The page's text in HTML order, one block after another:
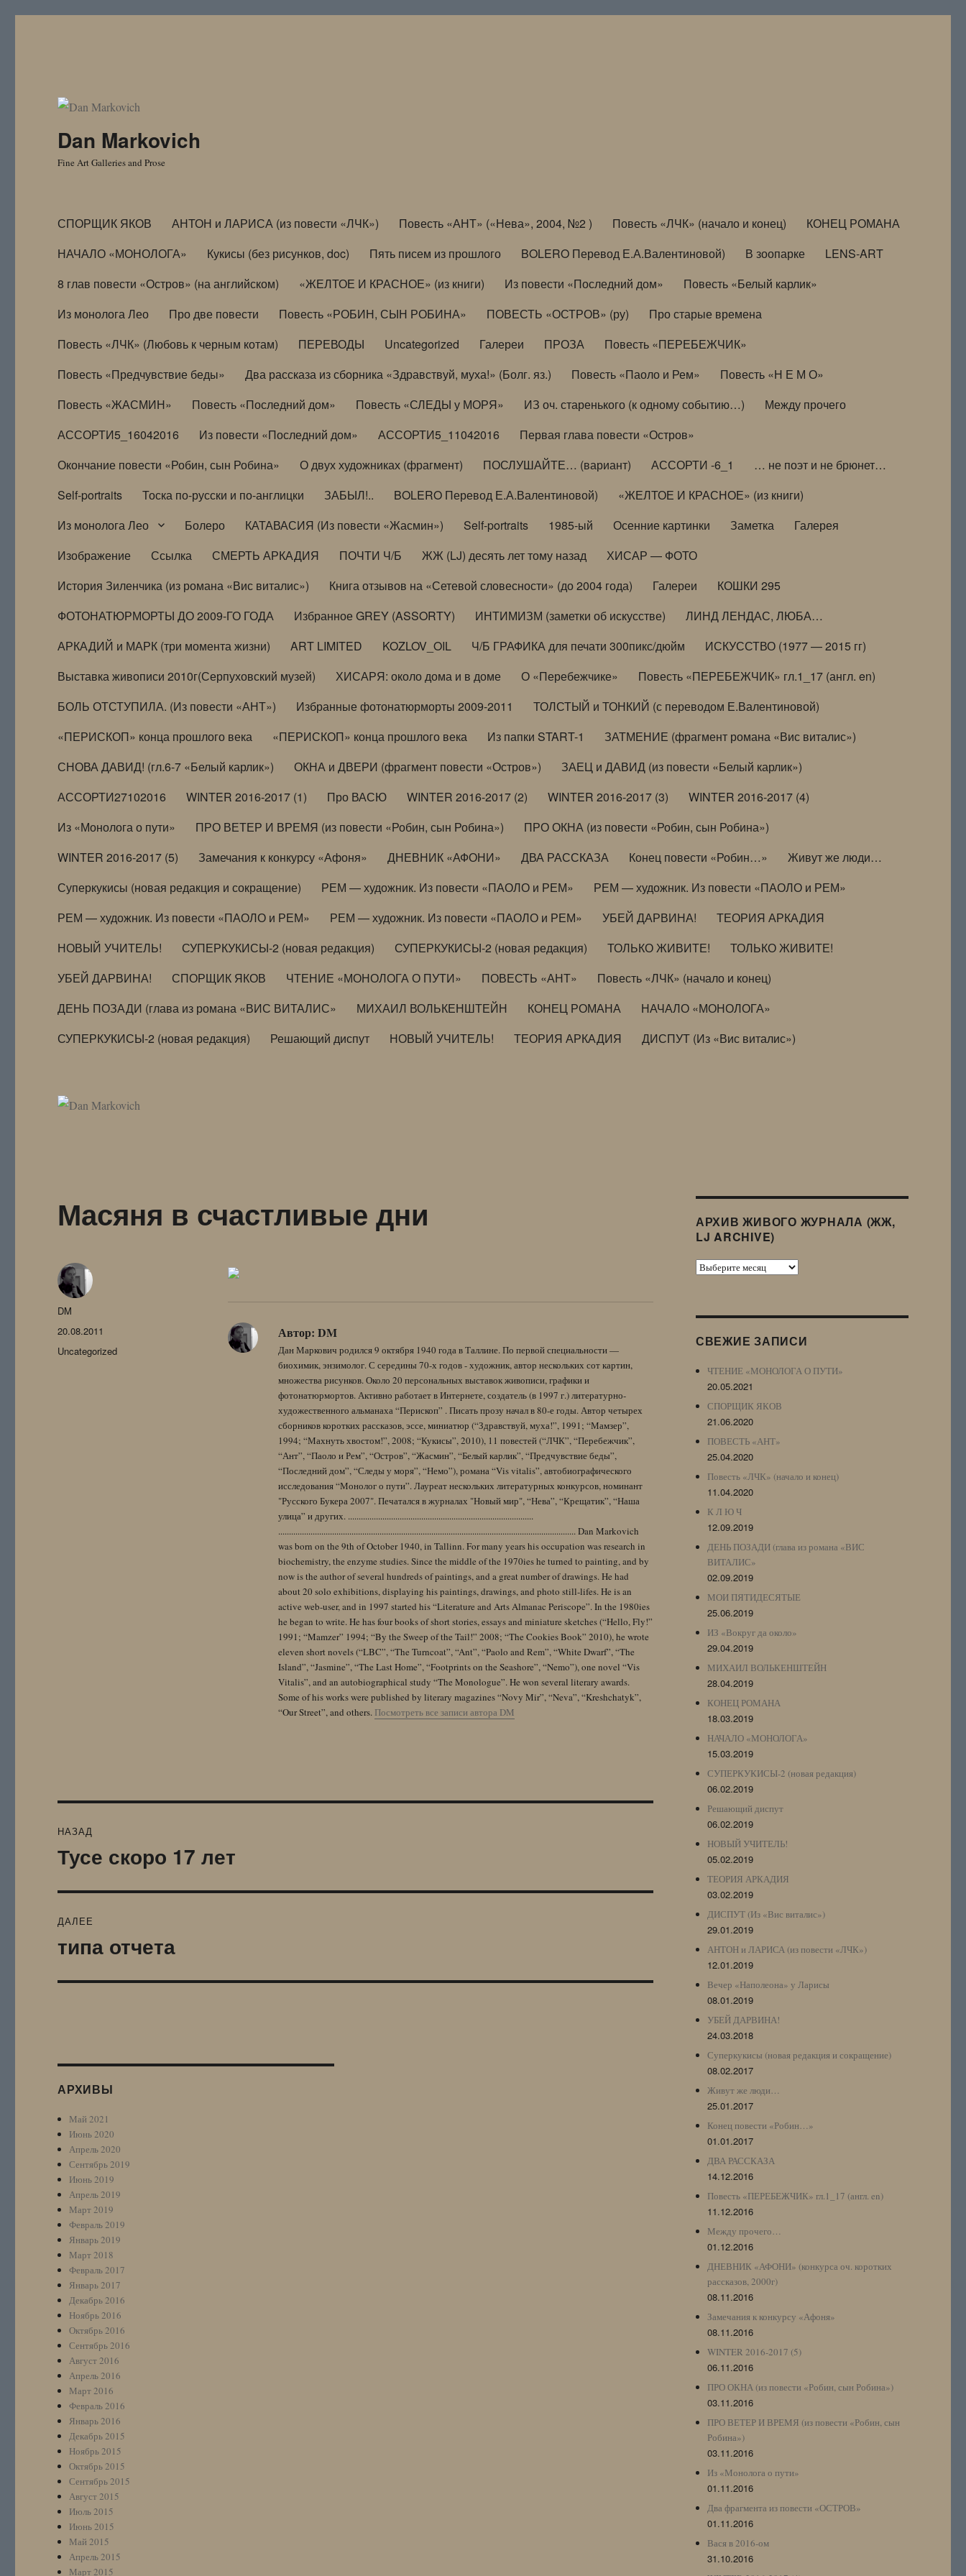
Dan Markovich
Fine Art Galleries and Prose
СПОРЩИК ЯКОВ АНТОН и ЛАРИСА (из повести «ЛЧК») Повесть «АНТ» («Нева», 2004, №2 ) Повесть «ЛЧК» (начало и конец)
КОНЕЦ РОМАНА
НАЧАЛО «МОНОЛОГА»
Кукисы (без рисунков, doc) Пять писем из прошлого BOLERO Перевод Е.А.Валентиновой) В зоопарке
LENS-ART
8 глав повести «Остров» (на английском)
«ЖЕЛТОЕ И КРАСНОЕ» (из книги) Из повести «Последний дом»
Повесть «Белый карлик»
Из монолога Лео
Про две повести Повесть «РОБИН, СЫН РОБИНА» ПОВЕСТЬ «ОСТРОВ» (ру)
Про старые времена
Повесть «ЛЧК» (Любовь к черным котам)
ПЕРЕВОДЫ Uncategorized Галереи ПРОЗА
Повесть «ПЕРЕБЕЖЧИК»
Повесть «Предчувствие беды»
Два рассказа из сборника «Здравствуй, муха!» (Болг. яз.) Повесть «Паоло и Рем»
Повесть «Н Е М О»
Повесть «ЖАСМИН»
Повесть «Последний дом» Повесть «СЛЕДЫ у МОРЯ» ИЗ оч. старенького (к одному событию…)
Между прочего
АССОРТИ5_16042016
Из повести «Последний дом» АССОРТИ5_11042016
Первая глава повести «Остров»
Окончание повести «Робин, сын Робина»
О двух художниках (фрагмент) ПОСЛУШАЙТЕ… (вариант) АССОРТИ -6_1
… не поэт и не брюнет…
Self-portraits
Тоска по-русски и по-англицки ЗАБЫЛ!.. BOLERO Перевод Е.А.Валентиновой)
«ЖЕЛТОЕ И КРАСНОЕ» (из книги)
Из монолога Лео
Болеро КАТАВАСИЯ (Из повести «Жасмин») Self-portraits 1985-ый Осенние картинки Заметка
Галерея
Изображение
Ссылка СМЕРТЬ АРКАДИЯ ПОЧТИ Ч/Б ЖЖ (LJ) десять лет тому назад
ХИСАР — ФОТО
История Зиленчика (из романа «Вис виталис»)
Книга отзывов на «Сетевой словесности» (до 2004 года) Галереи
КОШКИ 295
ФОТОНАТЮРМОРТЫ ДО 2009-ГО ГОДА
Избранное GREY (ASSORTY) ИНТИМИЗМ (заметки об искусстве)
ЛИНД ЛЕНДАС, ЛЮБА…
АРКАДИЙ и МАРК (три момента жизни)
ART LIMITED KOZLOV_OIL Ч/Б ГРАФИКА для печати 300пикс/дюйм
ИСКУССТВО (1977 — 2015 гг)
Выставка живописи 2010г(Серпуховский музей)
ХИСАРЯ: около дома и в доме О «Перебежчике»
Повесть «ПЕРЕБЕЖЧИК» гл.1_17 (англ. en)
БОЛЬ ОТСТУПИЛА. (Из повести «АНТ»)
Избранные фотонатюрморты 2009-2011
ТОЛСТЫЙ и ТОНКИЙ (с переводом Е.Валентиновой)
«ПЕРИСКОП» конца прошлого века
«ПЕРИСКОП» конца прошлого века Из папки START-1
ЗАТМЕНИЕ (фрагмент романа «Вис виталис»)
СНОВА ДАВИД! (гл.6-7 «Белый карлик»)
ОКНА и ДВЕРИ (фрагмент повести «Остров»)
ЗАЕЦ и ДАВИД (из повести «Белый карлик»)
АССОРТИ27102016
WINTER 2016-2017 (1) Про ВАСЮ WINTER 2016-2017 (2) WINTER 2016-2017 (3)
WINTER 2016-2017 (4)
Из «Монолога о пути»
ПРО ВЕТЕР И ВРЕМЯ (из повести «Робин, сын Робина»)
ПРО ОКНА (из повести «Робин, сын Робина»)
WINTER 2016-2017 (5)
Замечания к конкурсу «Афоня» ДНЕВНИК «АФОНИ» ДВА РАССКАЗА Конец повести «Робин…»
Живут же люди…
Суперкукисы (новая редакция и сокращение)
РЕМ — художник. Из повести «ПАОЛО и РЕМ»
РЕМ — художник. Из повести «ПАОЛО и РЕМ»
РЕМ — художник. Из повести «ПАОЛО и РЕМ»
РЕМ — художник. Из повести «ПАОЛО и РЕМ» УБЕЙ ДАРВИНА!
ТЕОРИЯ АРКАДИЯ
НОВЫЙ УЧИТЕЛЬ!
СУПЕРКУКИСЫ-2 (новая редакция) СУПЕРКУКИСЫ-2 (новая редакция) ТОЛЬКО ЖИВИТЕ!
ТОЛЬКО ЖИВИТЕ!
УБЕЙ ДАРВИНА!
СПОРЩИК ЯКОВ ЧТЕНИЕ «МОНОЛОГА О ПУТИ» ПОВЕСТЬ «АНТ»
Повесть «ЛЧК» (начало и конец)
ДЕНЬ ПОЗАДИ (глава из романа «ВИС ВИТАЛИС»
МИХАИЛ ВОЛЬКЕНШТЕЙН КОНЕЦ РОМАНА
НАЧАЛО «МОНОЛОГА»
СУПЕРКУКИСЫ-2 (новая редакция)
Решающий диспут НОВЫЙ УЧИТЕЛЬ! ТЕОРИЯ АРКАДИЯ ДИСПУТ (Из «Вис виталис»)
Масяня в счастливые дни
Автор: DM
Дан Маркович родился 9 октября 1940 года в Таллине. По первой специальности —
биохимик, энзимолог. С середины 70-х годов - художник, автор нескольких сот картин,
множества рисунков. Около 20 персональных выставок живописи, графики и
фотонатюрмортов. Активно работает в Интернете, создатель (в 1997 г.) литературно-
художественного альманаха “Перископ” . Писать прозу начал в 80-е годы. Автор четырех
сборников коротких рассказов, эссе, миниатюр (“Здравствуй, муха!”, 1991; “Мамзер”,
1994; “Махнуть хвостом!”, 2008; “Кукисы”, 2010), 11 повестей (“ЛЧК”, “Перебежчик”,
“Ант”, “Паоло и Рем”, “Остров”, “Жасмин”, “Белый карлик”, “Предчувствие беды”,
“Последний дом”, “Следы у моря”, “Немо”), романа “Vis vitalis”, автобиографического
исследования “Монолог о пути”. Лауреат нескольких литературных конкурсов, номинант
"Русского Букера 2007". Печатался в журналах "Новый мир", “Нева”, “Крещатик”, “Наша
улица” и других. ......................................................................................
.......................................................................................................................................... Dan Markovich
was born on the 9th of October 1940, in Tallinn. For many years his occupation was research in
biochemistry, the enzyme studies. Since the middle of the 1970ies he turned to painting, and by
now is the author of several hundreds of paintings, and a great number of drawings. He had
about 20 solo exhibitions, displaying his paintings, drawings, and photo still-lifes. He is an
active web-user, and in 1997 started his “Literature and Arts Almanac Periscope”. In the 1980ies
he began to write. He has four books of short stories, essays and miniature sketches (“Hello, Fly!”
1991; “Mamzer” 1994; “By the Sweep of the Tail!” 2008; “The Cookies Book” 2010), he wrote
eleven short novels (“LBC”, “The Turncoat”, “Ant”, “Paolo and Rem”, “White Dwarf”, “The
Island”, “Jasmine”, “The Last Home”, “Footprints on the Seashore”, “Nemo”), one novel “Vis
Vitalis”, and an autobiographical study “The Monologue”. He won several literary awards.
Some of his works were published by literary magazines “Novy Mir”, “Neva”, “Kreshchatyk”,
“Our Street”, and others. Посмотреть все записи автора DM
Автор
DM
Опубликовано
20.08.2011
Рубрики
Uncategorized
по
НАЗАД
Предыдущая
запись:
Тусе скоро 17 лет
ДАЛЕЕ
Следующая
типа отчета
АРХИВЫ
Май 2021
Июнь 2020
Апрель 2020
Сентябрь 2019
Июнь 2019
Апрель 2019
Март 2019
Февраль 2019
Январь 2019
Март 2018
Февраль 2017
Январь 2017
Декабрь 2016
Ноябрь 2016
Октябрь 2016
Сентябрь 2016
Август 2016
Апрель 2016
Март 2016
Февраль 2016
Январь 2016
Декабрь 2015
Ноябрь 2015
Октябрь 2015
Сентябрь 2015
Август 2015
Июль 2015
Июнь 2015
Май 2015
Апрель 2015
Март 2015
АРХИВ ЖИВОГО ЖУРНАЛА (ЖЖ,
LJ ARCHIVE)
Архив
Archive)
СВЕЖИЕ ЗАПИСИ
ЧТЕНИЕ «МОНОЛОГА О ПУТИ»
20.05.2021
СПОРЩИК ЯКОВ
21.06.2020
ПОВЕСТЬ «АНТ»
25.04.2020
Повесть «ЛЧК» (начало и конец)
11.04.2020
К Л Ю Ч
12.09.2019
ДЕНЬ ПОЗАДИ (глава из романа «ВИС
ВИТАЛИС»
02.09.2019
МОИ ПЯТИДЕСЯТЫЕ
25.06.2019
ИЗ «Вокруг да около»
29.04.2019
МИХАИЛ ВОЛЬКЕНШТЕЙН
28.04.2019
КОНЕЦ РОМАНА
18.03.2019
НАЧАЛО «МОНОЛОГА»
15.03.2019
СУПЕРКУКИСЫ-2 (новая редакция)
06.02.2019
Решающий диспут
06.02.2019
НОВЫЙ УЧИТЕЛЬ!
05.02.2019
ТЕОРИЯ АРКАДИЯ
03.02.2019
ДИСПУТ (Из «Вис виталис»)
29.01.2019
АНТОН и ЛАРИСА (из повести «ЛЧК»)
12.01.2019
Вечер «Наполеона» у Ларисы
08.01.2019
УБЕЙ ДАРВИНА!
24.03.2018
Суперкукисы (новая редакция и сокращение)
08.02.2017
Живут же люди…
25.01.2017
Конец повести «Робин…»
01.01.2017
ДВА РАССКАЗА
14.12.2016
Повесть «ПЕРЕБЕЖЧИК» гл.1_17 (англ. en)
11.12.2016
Между прочего…
01.12.2016
ДНЕВНИК «АФОНИ» (конкурса оч. коротких
рассказов, 2000г)
08.11.2016
Замечания к конкурсу «Афоня»
08.11.2016
WINTER 2016-2017 (5)
06.11.2016
ПРО ОКНА (из повести «Робин, сын Робина»)
03.11.2016
ПРО ВЕТЕР И ВРЕМЯ (из повести «Робин, сын
Робина»)
03.11.2016
Из «Монолога о пути»
01.11.2016
Два фрагмента из повести «ОСТРОВ»
01.11.2016
Вася в 2016-ом
31.10.2016